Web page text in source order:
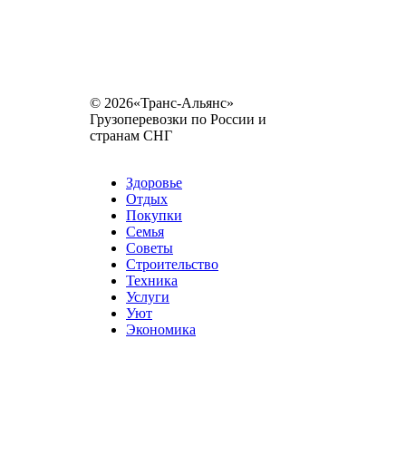
© 2026«Транс-Альянс»
Грузоперевозки по России и
странам СНГ
Здоровье
Отдых
Покупки
Семья
Советы
Строительство
Техника
Услуги
Уют
Экономика